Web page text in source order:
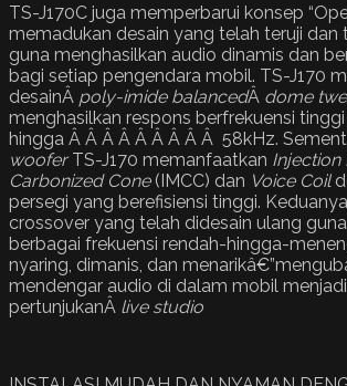
TS-J170C juga memperbarui konsep
memadukan desain yang telah teruji
guna menghasilkan audio dinamis dan
bagi setiap pengendara mobil. TS-J170
desainÂ poly-imide balancedÂ dome
menghasilkan respons berfrekuensi
hingga Â Â Â Â Â Â Â Â Â 58kHz.
wooferTS-J170 memanfaatkan Injection
Carbonized Cone(IMCC) dan Voice Coil
persegi yang berefisiensi tinggi.
crossover yang telah didesain ulang
berbagai frekuensi rendah-hingga-
nyaring, dimanis, dan
mendengar audio di dalam mobil menjadi
pertunjukanÂ live studio